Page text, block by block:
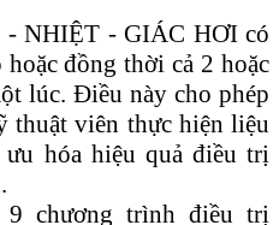
NHIỆT - GIÁC HƠI có
đồng thời cả 2 hoặc
lúc. Điều này cho phép
thuật viên thực hiện liệu
hóa hiệu quả điều trị
chương trình điều trị